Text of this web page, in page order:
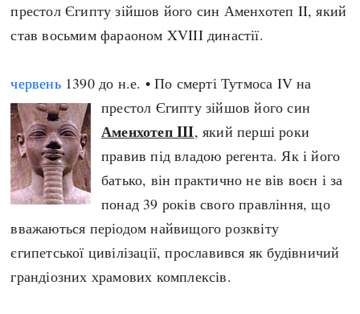
СЬОГОДНІ
ЗАГОЛОВКИ
ВИ (НЕ) ЗНАЛИ
ПОДКАСТИ
КРУГЛІ ДАТИ
КАРТИ
НОТА БЕНЕ
ІНФОГРАФІКА
ПРЯМА МОВА
МОЯ ІСТОРІЯ
Авіація і космонавтика
Битви і війни
Княжа доба
Козацька доба
престол Єгипту зійшов його син Аменхотеп II, який
став восьмим фараоном XVIII династії.
червень1390 до н.е. • По смерті Тутмоса IV на
престол Єгипту зійшов його син
Аменхотеп III, який перші роки
правив під владою регента. Як і його
батько, він практично не вів воєн і за
понад 39 років свого правління, що
вважаються періодом найвищого розквіту
єгипетської цивілізації, прославився як будівничий
грандіозних храмових комплексів.